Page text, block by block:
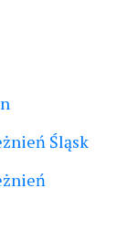
Śląsk